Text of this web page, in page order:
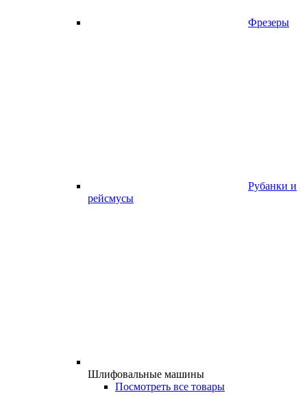
Фрезеры
Рубанки и
рейсмусы
Шлифовальные машины
Посмотреть все товары